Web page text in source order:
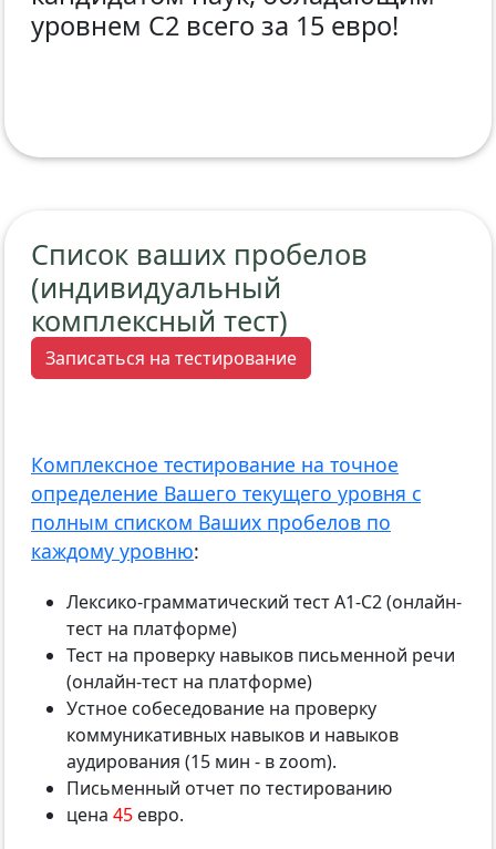
уровнем С2 всего за 15 евро!
Список ваших пробелов
(индивидуальный
комплексный тест)
Записаться на тестирование
Комплексное тестирование на точное
определение Вашего текущего уровня с
полным списком Ваших пробелов по
каждому уровню:
Лексико-грамматический тест А1-С2 (онлайн-
тест на платформе)
Тест на проверку навыков письменной речи
(онлайн-тест на платформе)
Устное собеседование на проверку
коммуникативных навыков и навыков
аудирования (15 мин - в zoom).
Письменный отчет по тестированию
цена 45 евро.